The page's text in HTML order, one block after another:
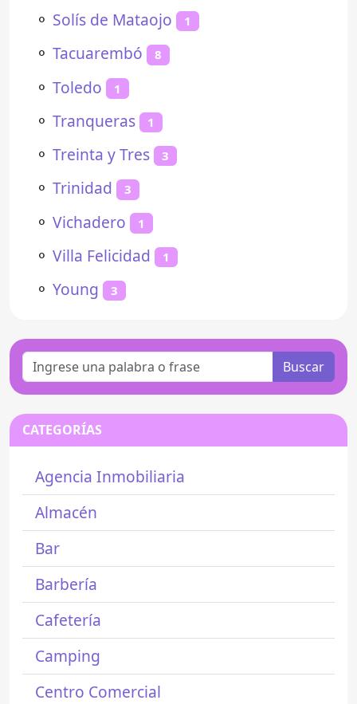
⚬ Solís de Mataojo 1
⚬ Tacuarembó 8
⚬ Toledo 1
⚬ Tranqueras 1
⚬ Treinta y Tres 3
⚬ Trinidad 3
⚬ Vichadero 1
⚬ Villa Felicidad 1
⚬ Young 3
Buscar
CATEGORÍAS
Agencia Inmobiliaria
Almacén
Bar
Barbería
Cafetería
Camping
Centro Comercial